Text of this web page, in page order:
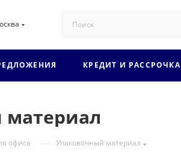
КРЕДИТ И РАССРОЧКА
офиса — Упаковочный материал